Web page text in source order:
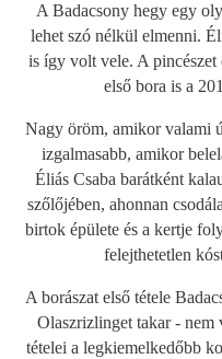
A Badacsony hegy egy
lehet szó nélkül elmenni.
is így volt vele. A pincészet
első bora is a
Nagy öröm, amikor valami
izgalmasabb, amikor
Éliás Csaba barátként
szőlőjében, ahonnan
birtok épülete és a kertje
felejthetetlen
A borászat első tétele
Olaszrizlinget takar - nem
tételei a legkiemelkedőbb